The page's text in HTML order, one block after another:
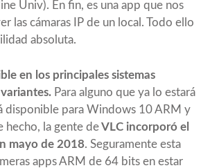
Univ). En fin, es una app que nos
las cámaras IP de un local. Todo ello
absoluta.
en los principales sistemas
Para alguno que ya lo estará
disponible para Windows 10 ARM y
hecho, la gente deVLC incorporó el
mayo de 2018. Seguramente esta
apps ARM de 64 bits en estar